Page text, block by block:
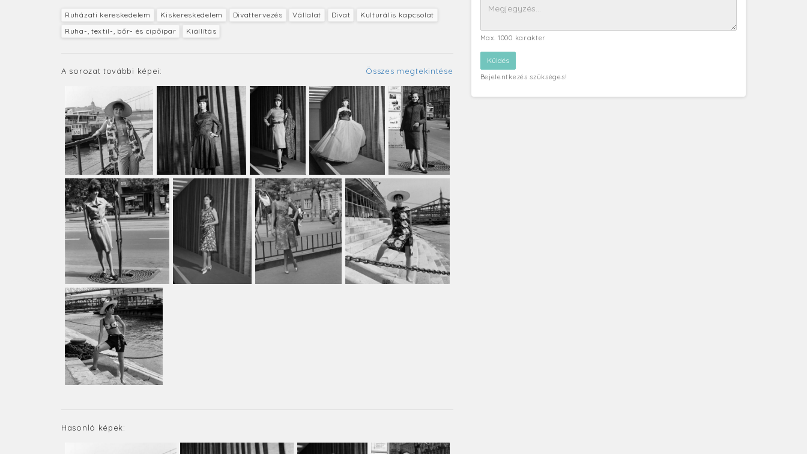
Ruházati kereskedelem Kiskereskedelem Divattervezés Vállalat Divat
Kulturális kapcsolat
Ruha-, textil-, bőr- és cipőipar
Kiállítás
A sorozat további képei: Összes megtekintése
Hasonló képek:
Max. 1000 karakter
Bejelentkezés szükséges!